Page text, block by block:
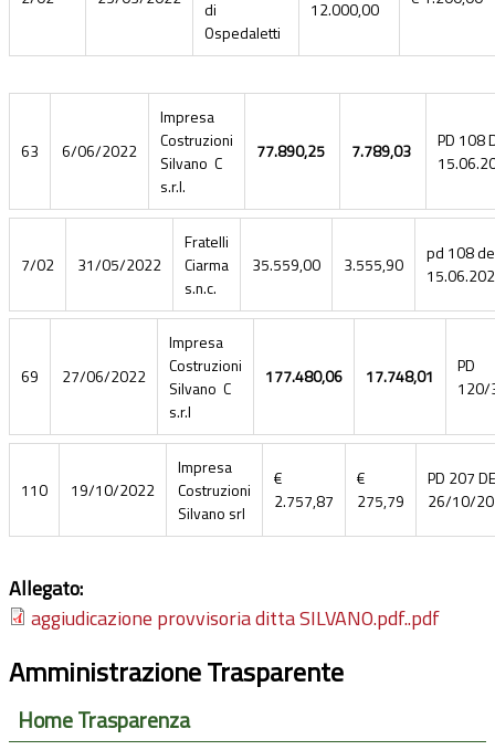
di
Ospedaletti
12.000,00
63 6/06/2022
Impresa
Costruzioni
Silvano C
s.r.l.
77.890,25 7.789,03
PD 108
7/02 31/05/2022
Fratelli
Ciarma
s.n.c.
35.559,00 3.555,90
pd 108
69 27/06/2022
Impresa
Costruzioni
Silvano C
s.r.l
177.480,06 17.748,01
PD
120/
110 19/10/2022
Impresa
Costruzioni
Silvano srl
€
2.757,87
€
275,79
PD 207
26/10/
Allegato:
aggiudicazione provvisoria ditta SILVANO.pdf..pdf
Amministrazione Trasparente
Home Trasparenza